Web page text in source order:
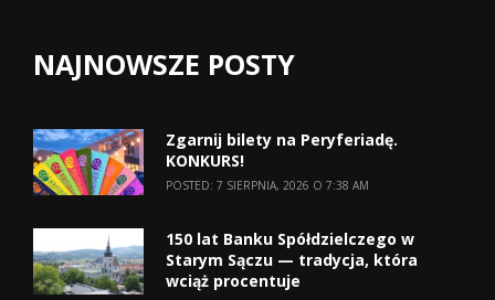
NAJNOWSZE POSTY
Zgarnij bilety na Peryferiadę.
KONKURS!
POSTED: 7 SIERPNIA, 2026 O 7:38 AM
150 lat Banku Spółdzielczego w
Starym Sączu — tradycja, która
wciąż procentuje